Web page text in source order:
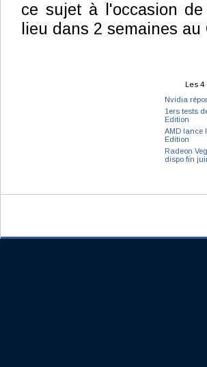
ce sujet à l'occasion
lieu dans 2 semaines au
Les 4
Nvidia
1ers tests
Edition
AMD lance
Edition
Radeon
dispo fin